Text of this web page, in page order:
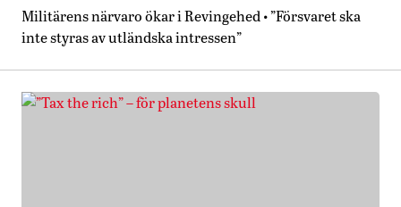
Militärens närvaro ökar i Revingehed • ”Försvaret ska
inte styras av utländska intressen”